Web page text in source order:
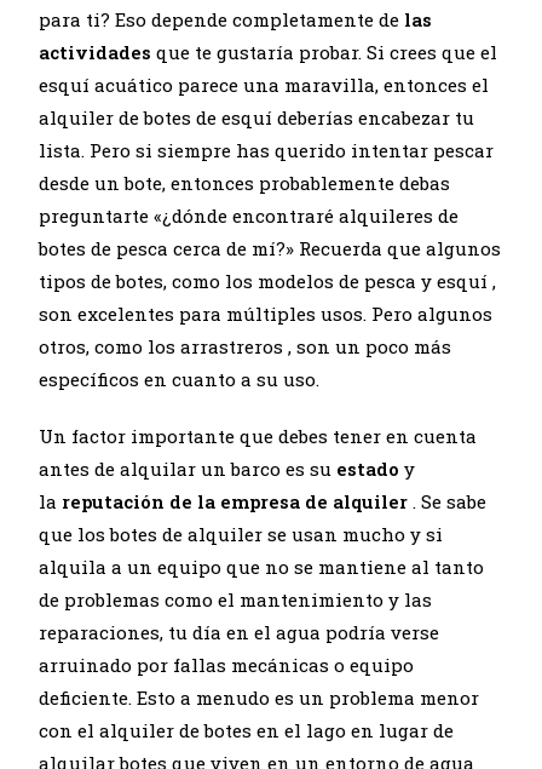
para ti? Eso depende completamente de las
actividades que te gustaría probar. Si crees que el
esquí acuático parece una maravilla, entonces el
alquiler de botes de esquí deberías encabezar tu
lista. Pero si siempre has querido intentar pescar
desde un bote, entonces probablemente debas
preguntarte «¿dónde encontraré alquileres de
botes de pesca cerca de mí?» Recuerda que algunos
tipos de botes, como los modelos de pesca y esquí ,
son excelentes para múltiples usos. Pero algunos
otros, como losarrastreros , son un poco más
específicos en cuanto a su uso.
Un factor importante que debes tener en cuenta
antes de alquilar un barco es su estado y
la reputación de la empresa de alquiler . Se sabe
que los botes de alquiler se usan mucho y si
alquila a un equipo que no se mantiene al tanto
de problemas como el mantenimiento y las
reparaciones, tu día en el agua podría verse
arruinado por fallas mecánicas o equipo
deficiente. Esto a menudo es un problema menor
con el alquiler de botes en el lago en lugar de
alquilar botes que viven en un entorno de agua